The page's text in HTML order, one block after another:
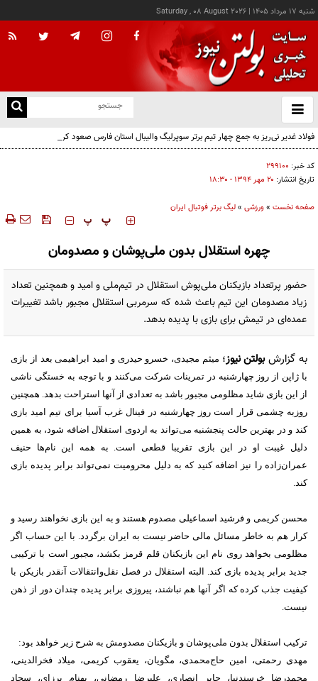
شنبه ۱۷ مرداد ۱۴۰۵ |
Saturday , 08 August 2026
باز
و
فولاد غدیر نی‌ریز به جمع چهار تیم برتر سوپرلیگ والیبال استان فارس صعود کرد
کد خبر: ۲۹۹۱۰۰
تاریخ انتشار: ۲۰ مهر ۱۳۹۴ - ۱۸:۳۰
صفحه نخست »ورزشی »لیگ برتر فوتبال ایران
‍‍‍ پ پ
چهره استقلال بدون ملی‌پوشان و مصدومان
حضور پرتعداد بازیکنان ملی‌پوش استقلال در تیم‌ملی و امید و همچنین تعداد
زیاد مصدومان این تیم باعث شده که سرمربی استقلال مجبور باشد تغییرات
عمده‌ای در تیمش برای بازی با پدیده بدهد.
به گزارشبولتن نیوز؛ میثم مجیدی، خسرو حیدری و امید ابراهیمی بعد از بازی
با ژاپن از روز چهارشنبه در تمرینات شرکت می‌کنند و با توجه به خستگی ناشی
از این بازی شاید مظلومی مجبور باشد به تعدادی از آنها استراحت بدهد. همچنین
روزبه چشمی قرار است روز چهارشنبه در فینال غرب آسیا برای تیم امید بازی
کند و در بهترین حالت پنجشنبه می‌تواند به اردوی استقلال اضافه شود، به همین
دلیل غیبت او در این بازی تقریبا قطعی است. به همه این نام‌ها حنیف
عمران‌زاده را نیز اضافه کنید که به دلیل محرومیت نمی‌تواند برابر پدیده بازی
کند.
محسن کریمی و فرشید اسماعیلی مصدوم هستند و به این بازی نخواهند رسید و
کرار هم به خاطر مسائل مالی حاضر نیست به ایران برگردد. با این حساب اگر
مظلومی بخواهد روی نام این بازیکنان قلم قرمز بکشد، مجبور است با ترکیبی
جدید برابر پدیده بازی کند. البته استقلال در فصل نقل‌وانتقالات آنقدر بازیکن با
کیفیت جذب کرده که اگر آنها هم نباشند، پیروزی برابر پدیده چندان دور از ذهن
نیست.
ترکیب استقلال بدون ملی‌پوشان و بازیکنان مصدومش به شرح زیر خواهد بود:
مهدی رحمتی، امین حاج‌محمدی، مگویان، یعقوب کریمی، میلاد فخرالدینی،
محمدرضا خرسندنیا، جابر انصاری، علیرضا رمضانی، بهنام برزای، سجاد